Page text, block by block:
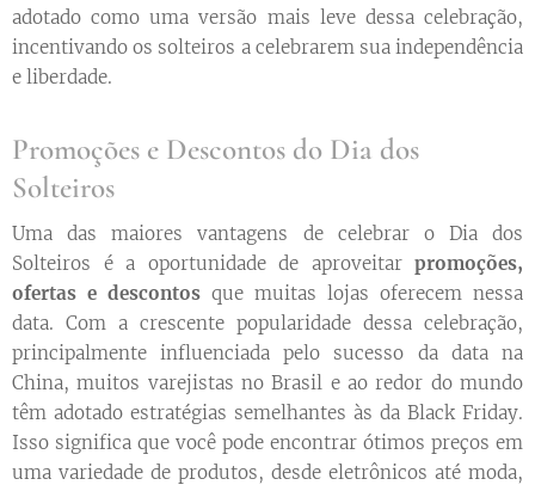
adotado como uma versão mais leve dessa celebração,
incentivando os solteiros a celebrarem sua independência
e liberdade.
Promoções e Descontos do Dia dos
Solteiros
Uma das maiores vantagens de celebrar o Dia dos
Solteiros é a oportunidade de aproveitar promoções,
ofertas e descontos que muitas lojas oferecem nessa
data. Com a crescente popularidade dessa celebração,
principalmente influenciada pelo sucesso da data na
China, muitos varejistas no Brasil e ao redor do mundo
têm adotado estratégias semelhantes às da Black Friday.
Isso significa que você pode encontrar ótimos preços em
uma variedade de produtos, desde eletrônicos até moda,